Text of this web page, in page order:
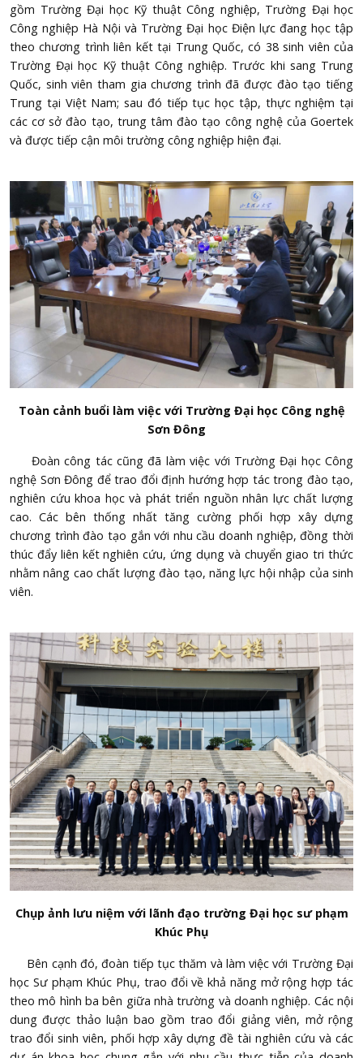
gồm Trường Đại học Kỹ thuật Công nghiệp, Trường Đại học
Công nghiệp Hà Nội và Trường Đại học Điện lực đang học tập
theo chương trình liên kết tại Trung Quốc, có 38 sinh viên của
Trường Đại học Kỹ thuật Công nghiệp. Trước khi sang Trung
Quốc, sinh viên tham gia chương trình đã được đào tạo tiếng
Trung tại Việt Nam; sau đó tiếp tục học tập, thực nghiệm tại
các cơ sở đào tạo, trung tâm đào tạo công nghệ của Goertek
và được tiếp cận môi trường công nghiệp hiện đại.
Toàn cảnh buổi làm việc với Trường Đại học Công nghệ
Sơn Đông
Đoàn công tác cũng đã làm việc với Trường Đại học Công
nghệ Sơn Đông để trao đổi định hướng hợp tác trong đào tạo,
nghiên cứu khoa học và phát triển nguồn nhân lực chất lượng
cao. Các bên thống nhất tăng cường phối hợp xây dựng
chương trình đào tạo gắn với nhu cầu doanh nghiệp, đồng thời
thúc đẩy liên kết nghiên cứu, ứng dụng và chuyển giao tri thức
nhằm nâng cao chất lượng đào tạo, năng lực hội nhập của sinh
viên.
Chụp ảnh lưu niệm với lãnh đạo trường Đại học sư phạm
Khúc Phụ
Bên cạnh đó, đoàn tiếp tục thăm và làm việc với Trường Đại
học Sư phạm Khúc Phụ, trao đổi về khả năng mở rộng hợp tác
theo mô hình ba bên giữa nhà trường và doanh nghiệp. Các nội
dung được thảo luận bao gồm trao đổi giảng viên, mở rộng
trao đổi sinh viên, phối hợp xây dựng đề tài nghiên cứu và các